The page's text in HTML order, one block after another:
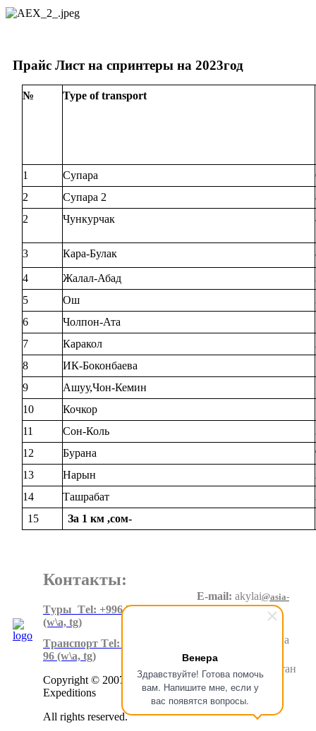
Венера
Здравствуйте! Готова помочь
вам. Напишите мне, если у
вас появятся вопросы.
Прайс Лист на спринтеры на 2023год
№ Type of transport
1 Супара
2
Супара 2
2
Чункурчак
3 Кара-Булак
4 Жалал-Абад
5
Ош
6
Чолпон-Ата
7
Каракол
8
ИК-Боконбаева
9
Ашуу,Чон-Кемин
10
Кочкор
11
Сон-Коль
12
Бурана
13
Нарын
14
Ташрабат
15
За 1 км ,сом-
Контакты:
Tуры Тel: +996 550 60 20 90
(w\a, tg)
Tранспорт Тel: +996 500 80 99
96 (w\a, tg)
Copyright © 2007-2024 Asia
Expeditions
All rights reserved.
E-mail: akylai@asia-
expeditions.net
Суеркулова
Бишкек.Кыргызстан